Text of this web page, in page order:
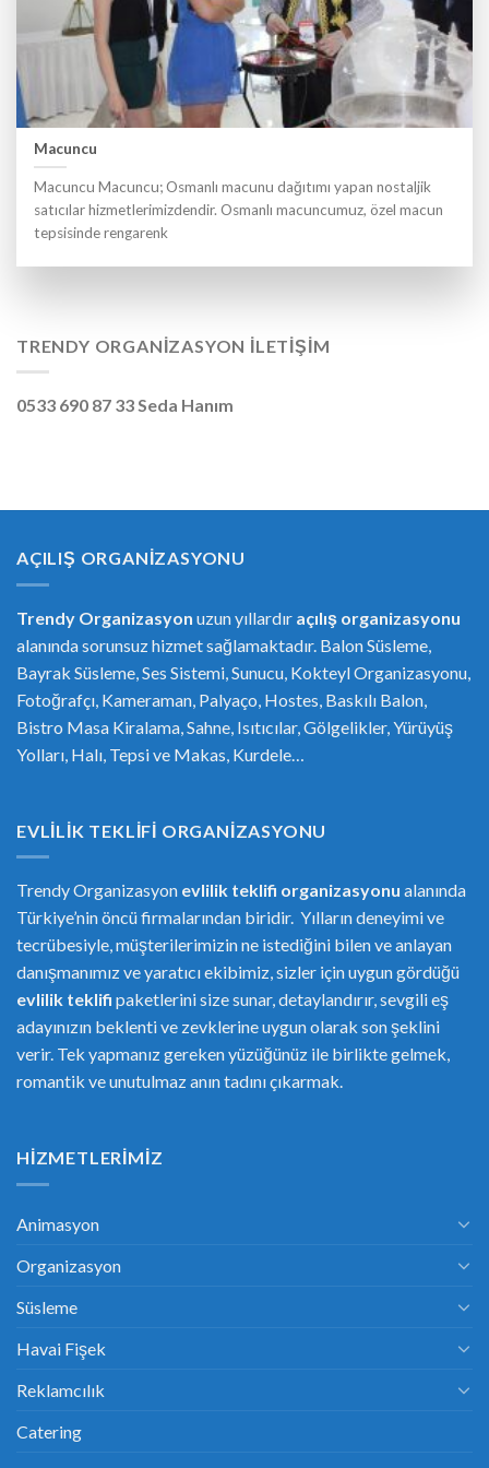
Macuncu
Macuncu Macuncu; Osmanlı macunu dağıtımı yapan nostaljik
satıcılar hizmetlerimizdendir. Osmanlı macuncumuz, özel macun
tepsisinde rengarenk
TRENDY ORGANIZASYON İLETIŞIM
0533 690 87 33 Seda Hanım
AÇILIŞ ORGANIZASYONU
Trendy Organizasyon uzun yıllardır açılış organizasyonu
alanında sorunsuz hizmet sağlamaktadır. Balon Süsleme,
Bayrak Süsleme, Ses Sistemi, Sunucu, Kokteyl Organizasyonu,
Fotoğrafçı, Kameraman, Palyaço, Hostes, Baskılı Balon,
Bistro Masa Kiralama, Sahne, Isıtıcılar, Gölgelikler, Yürüyüş
Yolları, Halı, Tepsi ve Makas, Kurdele…
EVLILIK TEKLIFI ORGANIZASYONU
Trendy Organizasyon evlilik teklifi organizasyonu alanında
Türkiye’nin öncü firmalarından biridir. Yılların deneyimi ve
tecrübesiyle, müşterilerimizin ne istediğini bilen ve anlayan
danışmanımız ve yaratıcı ekibimiz, sizler için uygun gördüğü
evlilik teklifi paketlerini size sunar, detaylandırır, sevgili eş
adayınızın beklenti ve zevklerine uygun olarak son şeklini
verir. Tek yapmanız gereken yüzüğünüz ile birlikte gelmek,
romantik ve unutulmaz anın tadını çıkarmak.
HIZMETLERIMIZ
Animasyon
Organizasyon
Süsleme
Havai Fişek
Reklamcılık
Catering